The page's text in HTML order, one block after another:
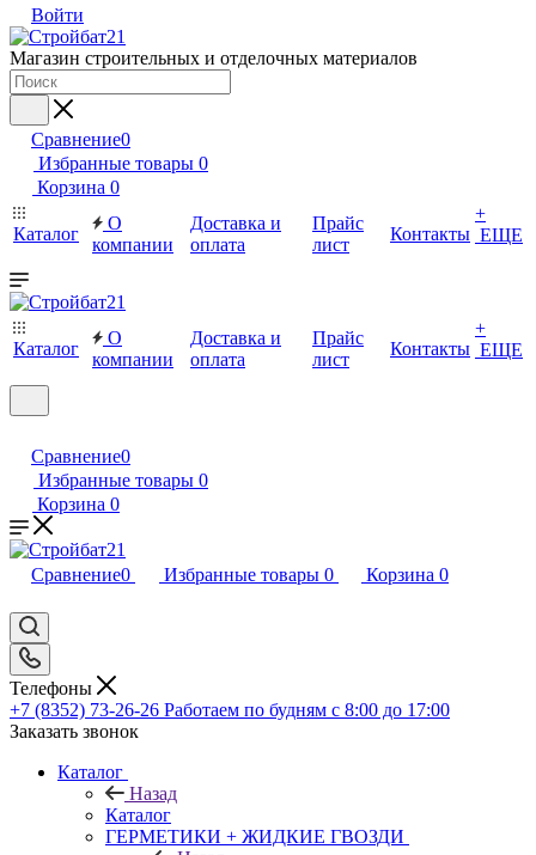
Войти
Магазин строительных и отделочных материалов
Сравнение0
Избранные товары 0
Корзина 0
Каталог
О
компании
Доставка и
оплата
Прайс
лист
Контакты
+
ЕЩЕ
Каталог
О
компании
Доставка и
оплата
Прайс
лист
Контакты
+
ЕЩЕ
Сравнение0
Избранные товары 0
Корзина 0
Сравнение0 Избранные товары 0 Корзина 0
Телефоны
+7 (8352) 73-26-26 Работаем по будням с 8:00 до 17:00
Заказать звонок
Каталог
Назад
Каталог
ГЕРМЕТИКИ + ЖИДКИЕ ГВОЗДИ